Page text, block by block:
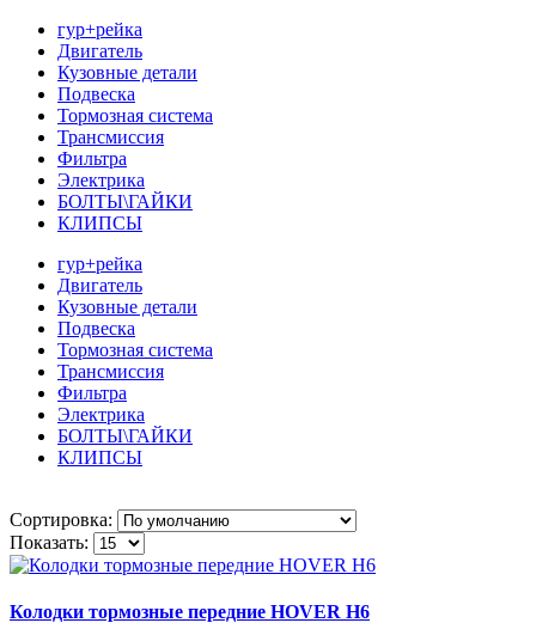
гур+рейка
Двигатель
Кузовные детали
Подвеска
Тормозная система
Трансмиссия
Фильтра
Электрика
БОЛТЫ\ГАЙКИ
КЛИПСЫ
гур+рейка
Двигатель
Кузовные детали
Подвеска
Тормозная система
Трансмиссия
Фильтра
Электрика
БОЛТЫ\ГАЙКИ
КЛИПСЫ
Сортировка:
Показать:
Колодки тормозные передние HOVER H6